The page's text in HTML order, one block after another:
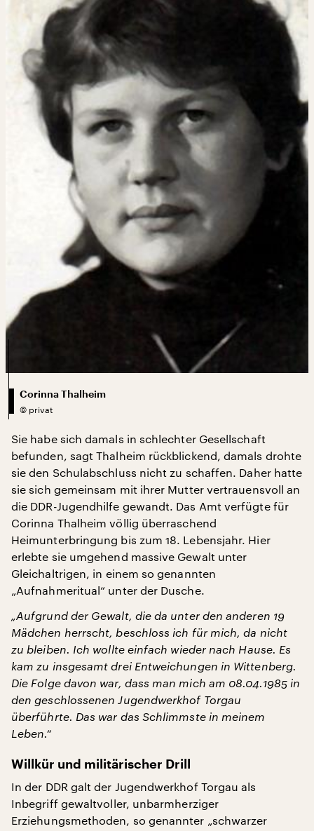
Corinna Thalheim
© privat
Sie habe sich damals in schlechter Gesellschaft
befunden, sagt Thalheim rückblickend, damals drohte
sie den Schulabschluss nicht zu schaffen. Daher hatte
sie sich gemeinsam mit ihrer Mutter vertrauensvoll an
die DDR-Jugendhilfe gewandt. Das Amt verfügte für
Corinna Thalheim völlig überraschend
Heimunterbringung bis zum 18. Lebensjahr. Hier
erlebte sie umgehend massive Gewalt unter
Gleichaltrigen, in einem so genannten
„Aufnahmeritual“ unter der Dusche.
„Aufgrund der Gewalt, die da unter den anderen 19
Mädchen herrscht, beschloss ich für mich, da nicht
zu bleiben. Ich wollte einfach wieder nach Hause. Es
kam zu insgesamt drei Entweichungen in Wittenberg.
Die Folge davon war, dass man mich am 08.04.1985 in
den geschlossenen Jugendwerkhof Torgau
überführte. Das war das Schlimmste in meinem
Leben.“
Willkür und militärischer Drill
In der DDR galt der Jugendwerkhof Torgau als
Inbegriff gewaltvoller, unbarmherziger
Erziehungsmethoden, so genannter „schwarzer